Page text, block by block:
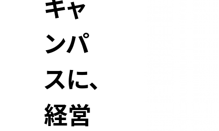
キャ
ンパ
スに、
経営